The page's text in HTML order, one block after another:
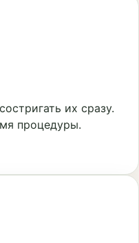
их сразу.
процедуры.